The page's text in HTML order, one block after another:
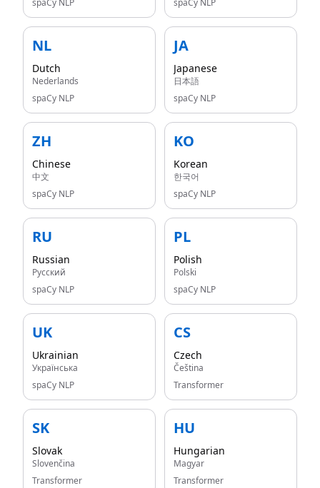
spaCy NLP
spaCy NLP
NL
Dutch
Nederlands
spaCy NLP
JA
Japanese
日本語
spaCy NLP
ZH
Chinese
中文
spaCy NLP
KO
Korean
한국어
spaCy NLP
RU
Russian
Русский
spaCy NLP
PL
Polish
Polski
spaCy NLP
UK
Ukrainian
Українська
spaCy NLP
CS
Czech
Čeština
Transformer
SK
Slovak
Slovenčina
Transformer
HU
Hungarian
Magyar
Transformer